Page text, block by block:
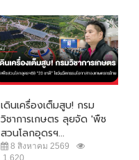
เดินเครื่องเต็มสูบ! กรม
วิชาการเกษตร ลุยจัด 'พืช
สวนโลกอุดรฯ...
8 สิงหาคม 2569